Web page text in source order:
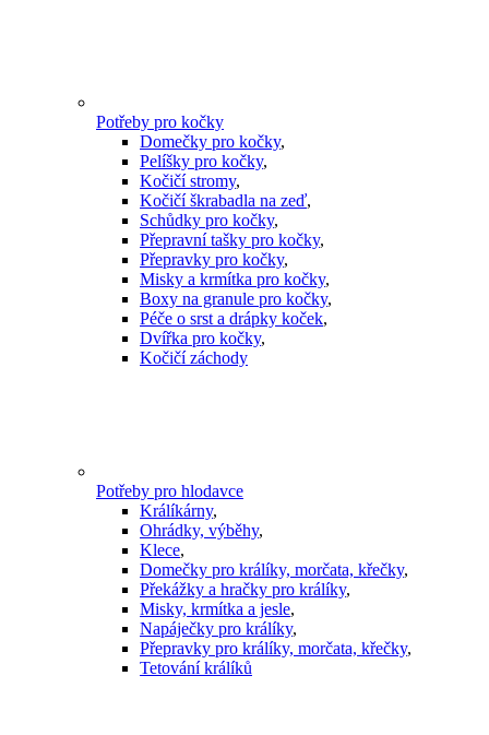
Potřeby pro kočky
Domečky pro kočky,
Pelíšky pro kočky,
Kočičí stromy,
Kočičí škrabadla na zeď,
Schůdky pro kočky,
Přepravní tašky pro kočky,
Přepravky pro kočky,
Misky a krmítka pro kočky,
Boxy na granule pro kočky,
Péče o srst a drápky koček,
Dvířka pro kočky,
Kočičí záchody
Potřeby pro hlodavce
Králíkárny,
Ohrádky, výběhy,
Klece,
Domečky pro králíky, morčata, křečky,
Překážky a hračky pro králíky,
Misky, krmítka a jesle,
Napáječky pro králíky,
Přepravky pro králíky, morčata, křečky,
Tetování králíků